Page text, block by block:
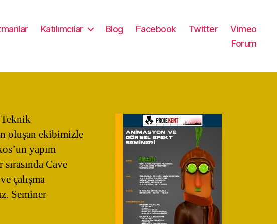
Katılımcılar Blog Facebook Twitter
Vimeo
Forum
oluşan ekibimizle
yapım
Cave
çalışma
Seminer